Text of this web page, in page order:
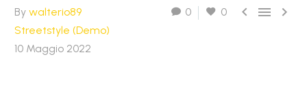
0 0   
By walterio89
Streetstyle (Demo)
10 Maggio 2022